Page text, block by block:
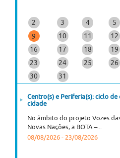
2
3 4 5
9
10 11 12
16
17 18 19
23
24 25 26
30
31
Centro(s) e Periferia(s): ciclo
cidade
No âmbito do projeto Vozes
Novas Nações, a BOTA –...
08/08/2026 - 23/08/2026